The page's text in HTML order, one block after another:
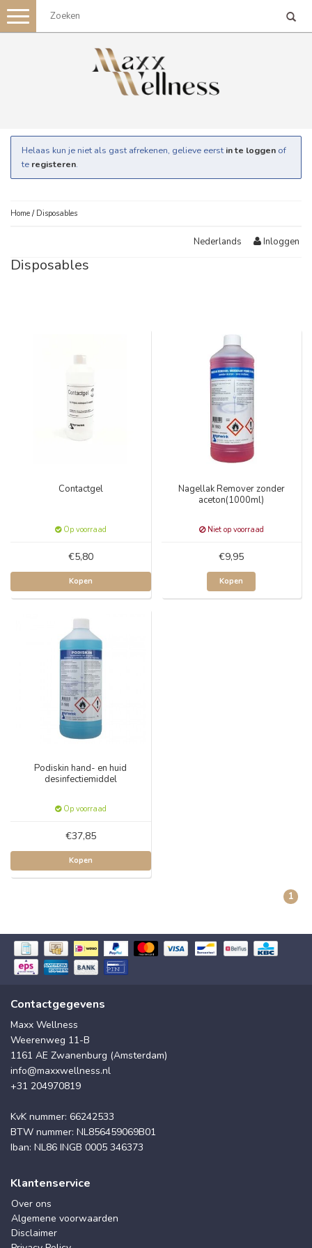
Toggle
navigation
Helaas kun je niet als gast afrekenen, gelieve eerst in te loggen of
te registeren.
Home / Disposables
Nederlands Inloggen
Disposables
Contactgel
Op voorraad
€5,80
Kopen
Nagellak Remover zonder
aceton(1000ml)
Niet op voorraad
€9,95
Kopen
Podiskin hand- en huid
desinfectiemiddel
Op voorraad
€37,85
Kopen
1
Contactgegevens
Maxx Wellness
Weerenweg 11-B
1161 AE Zwanenburg (Amsterdam)
info@maxxwellness.nl
+31 204970819
KvK nummer: 66242533
BTW nummer: NL856459069B01
Iban: NL86 INGB 0005 346373
Klantenservice
Over ons
Algemene voorwaarden
Disclaimer